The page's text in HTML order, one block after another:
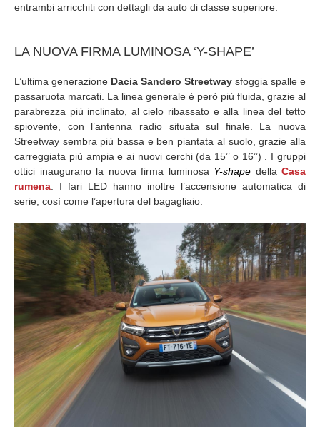
entrambi arricchiti con dettagli da auto di classe superiore.
LA NUOVA FIRMA LUMINOSA ‘Y-SHAPE’
L’ultima generazione Dacia Sandero Streetway sfoggia spalle e
passaruota marcati. La linea generale è però più fluida, grazie al
parabrezza più inclinato, al cielo ribassato e alla linea del tetto
spiovente, con l’antenna radio situata sul finale. La nuova
Streetway sembra più bassa e ben piantata al suolo, grazie alla
carreggiata più ampia e ai nuovi cerchi (da 15’’ o 16’’) . I gruppi
ottici inaugurano la nuova firma luminosa Y-shape della Casa
rumena . I fari LED hanno inoltre l’accensione automatica di
serie, così come l’apertura del bagagliaio.